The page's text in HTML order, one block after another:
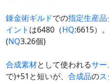
錬金術ギルドでの指定生産品
イント は6480（HQ:6615）
(NQ3.26個)
合成素材として使われるサー
で)+51と短いが、 合成品の